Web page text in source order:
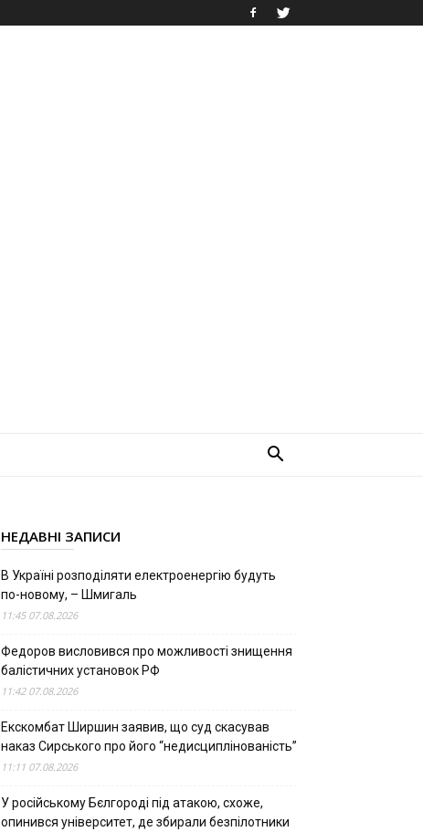
НЕДАВНІ ЗАПИСИ
В Україні розподіляти електроенергію будуть
по-новому, – Шмигаль
11:45 07.08.2026
Федоров висловився про можливості знищення
балістичних установок РФ
11:42 07.08.2026
Екскомбат Ширшин заявив, що суд скасував
наказ Сирського про його “недисциплінованість”
11:11 07.08.2026
У російському Бєлгороді під атакою, схоже,
опинився університет, де збирали безпілотники